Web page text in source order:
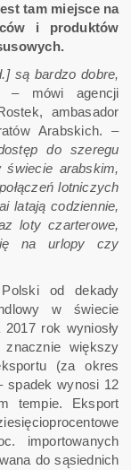
tam miejsce na
i produktów
są bardzo dobre,
mówi agencji
ambasador
Arabskich. –
do szeregu
arabskim,
lotniczych
latają codziennie,
loty czarterowe,
na urlopy czy
od dekady
w świecie
rok wyniosły
większy
(za okres
spadek wynosi 12
tempie. Eksport
importowanych
do sąsiednich